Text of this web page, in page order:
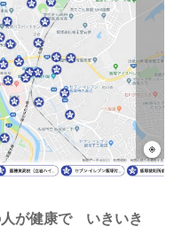
が健康で いきいき